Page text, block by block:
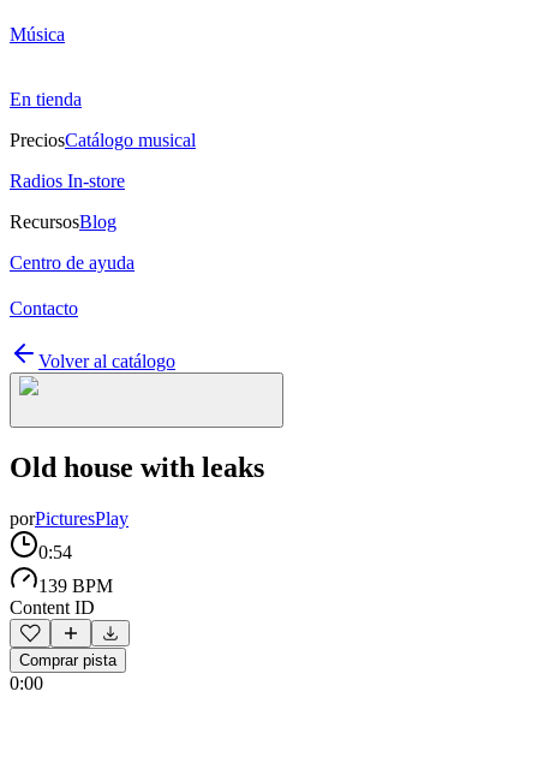
Música
En tienda
PreciosCatálogo musical
Radios In-store
RecursosBlog
Centro de ayuda
Contacto
Volver al catálogo
Old house with leaks
porPicturesPlay
0:54
139 BPM
Content ID
Comprar pista
0:00